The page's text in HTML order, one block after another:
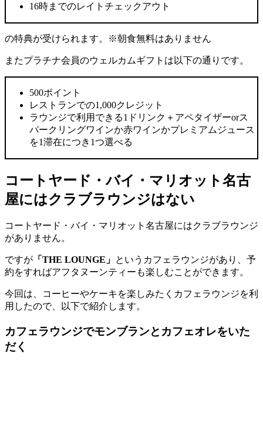
16時までのレイトチェックアウト
の特典が受けられます。※朝食無料はありません
またプラチナ会員のウェルカムギフトは以下の通りです。
500ポイント
レストランでの1,000クレジット
ラウンジで利用できる1ドリンク＋アペタイザーorス
パークリングワインか赤ワインかプレミアムジュース
を1滞在につき1つ選べる
コートヤード・バイ・マリオット名古
屋にはクラブラウンジはない
コートヤード・バイ・マリオット名古屋にはクラブラウンジ
がありません。
ですが 「THE LOUNGE」 というカフェラウンジがあり、予
約をすればアフタヌーンティーも楽しむことができます。
今回は、コーヒーやケーキを楽しみたくカフェラウンジを利
用したので、以下で紹介します。
カフェラウンジでモンブランとカフェオレをいた
だく